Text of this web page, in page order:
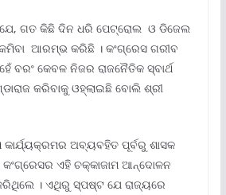
ଯେ, ଗତ କିଛି ଦିନ ଧରି ପେଟ୍ରୋଲ ଓ ଡିଜେଲ
ଆରମ୍ଭ କରିଛି । କଂଗ୍ରେସ ଗରୀବ
ବରଂ କେବଳ ନିଜର ରାଜନୈତିକ ସ୍ବାର୍ଥ
କରିବାକୁ ଓହ୍ଲାଇଛି ବୋଲି ଶ୍ରୀ
କାର୍ଯ୍ୟକ୍ରମର ଅବ୍ୟବହିତ ପୂର୍ବରୁ ଶାସକ
କଂଗ୍ରେସର ଏହି ଚକ୍କାଜାମ ଆନ୍ଦୋଳନ
। ଏଥିରୁ ସ୍ପଷ୍ଟ ଯେ ରାଜ୍ୟରେ